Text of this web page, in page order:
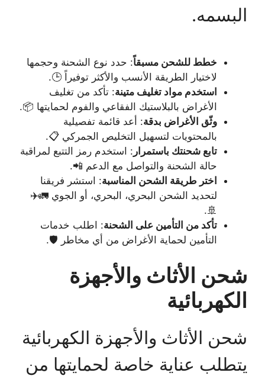
البسمه.
خطط للشحن مسبقاً: حدد نوع الشحنة وحجمها
لاختيار الطريقة الأنسب والأكثر توفيراً 🕒.
استخدم مواد تغليف متينة: تأكد من تغليف
الأغراض بالبلاستيك الفقاعي والفوم لحمايتها 📦.
وثّق الأغراض بدقة: أعد قائمة تفصيلية
بالمحتويات لتسهيل التخليص الجمركي 📋.
تابع شحنتك باستمرار : استخدم رمز التتبع لمراقبة
حالة الشحنة والتواصل مع الدعم 📲.
اختر طريقة الشحن المناسبة: استشر فريقنا
لتحديد الشحن البحري، البحري، أو الجوي 🚛✈️
🚢.
تأكد من التأمين على الشحنة: اطلب خدمات
التأمين لحماية الأغراض من أي مخاطر 🛡️.
شحن الأثاث والأجهزة
الكهربائية
شحن الأثاث والأجهزة الكهربائية
يتطلب عناية خاصة لحمايتها من